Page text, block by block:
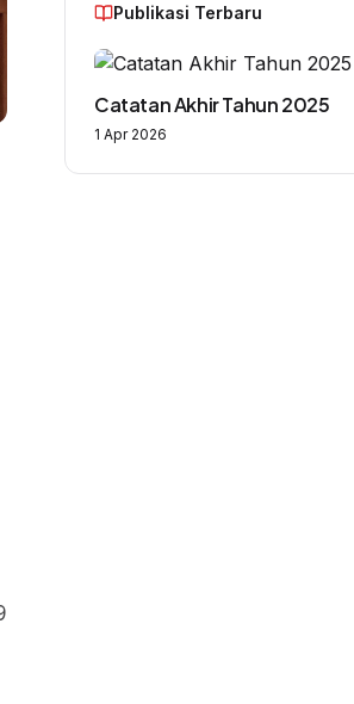
Publikasi Terbaru
Catatan Akhir Tahun 2025
1 Apr 2026